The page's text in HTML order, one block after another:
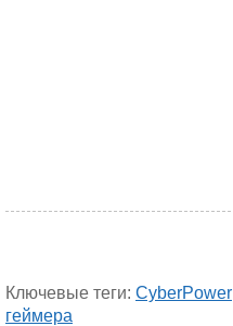
Ключевые теги: CyberPower
геймера